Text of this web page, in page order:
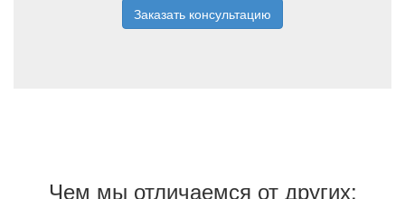
Заказать консультацию
Чем мы отличаемся от других: